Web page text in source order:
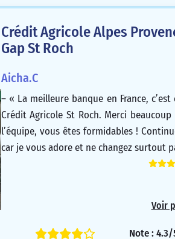
Crédit Agricole Alpes
Gap St Roch
Aicha.C
– « La meilleure banque en France, c’est
Crédit Agricole St Roch. Merci
l’équipe, vous êtes formidables !
car je vous adore et ne changez surtout
Voir
Note : 4.3/